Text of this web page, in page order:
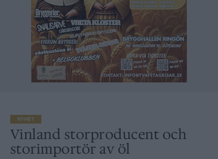
NYHET
Vinland storproducent och
storimportör av öl